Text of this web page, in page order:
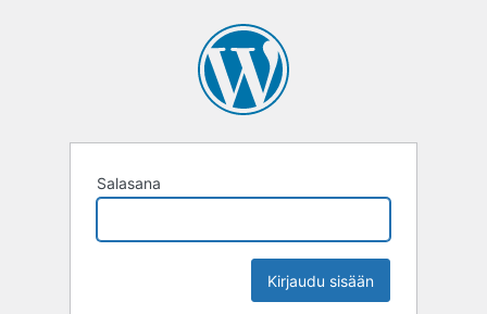
Salasana